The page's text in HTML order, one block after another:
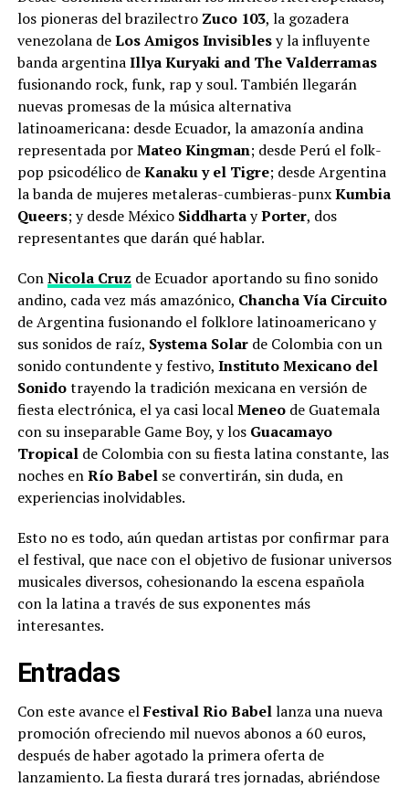
los pioneras del brazilectro Zuco 103, la gozadera
venezolana deLos Amigos Invisiblesy la influyente
banda argentinaIllya Kuryaki and The Valderramas
fusionando rock, funk, rap y soul. También llegarán
nuevas promesas de la música alternativa
latinoamericana: desde Ecuador, la amazonía andina
representada porMateo Kingman; desde Perú el folk-
pop psicodélico deKanaku y el Tigre; desde Argentina
la banda de mujeres metaleras-cumbieras-punxKumbia
Queers; y desde México SiddhartayPorter, dos
representantes que darán qué hablar.
ConNicola Cruz de Ecuador aportando su fino sonido
andino, cada vez más amazónico, Chancha Vía Circuito
de Argentina fusionando el folklore latinoamericano y
sus sonidos de raíz, Systema Solarde Colombia con un
sonido contundente y festivo, Instituto Mexicano del
Sonidotrayendo la tradición mexicana en versión de
fiesta electrónica, el ya casi localMeneode Guatemala
con su inseparable Game Boy, y los Guacamayo
Tropicalde Colombia con su fiesta latina constante, las
noches enRío Babelse convertirán, sin duda, en
experiencias inolvidables.
Esto no es todo, aún quedan artistas por confirmar para
el festival, que nace con el objetivo de fusionar universos
musicales diversos, cohesionando la escena española
con la latina a través de sus exponentes más
interesantes.
Entradas
Con este avance elFestival Rio Babellanza una nueva
promoción ofreciendo mil nuevos abonos a 60 euros,
después de haber agotado la primera oferta de
lanzamiento. La fiesta durará tres jornadas, abriéndose